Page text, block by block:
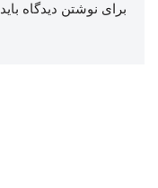
برای نوشتن دیدگاه باید